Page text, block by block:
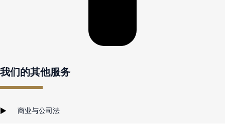
我们的其他服务
商业与公司法